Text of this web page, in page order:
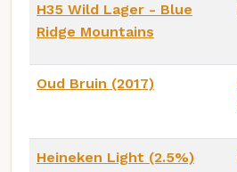
H35 Wild Lager - Blue
Ridge Mountains
Oud Bruin (2017)
Heineken Light (2.5%)